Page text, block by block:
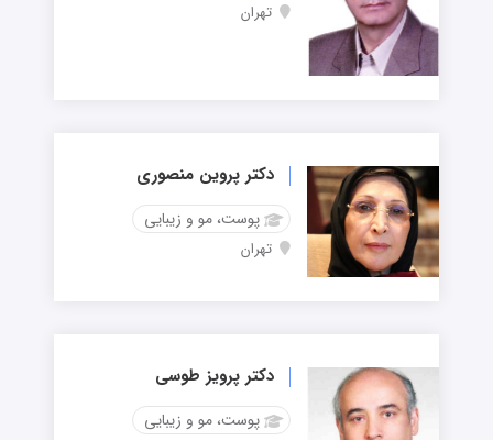
تهران
دکتر پروین منصوری
پوست، مو و زیبایی
تهران
دکتر پرویز طوسی
پوست، مو و زیبایی